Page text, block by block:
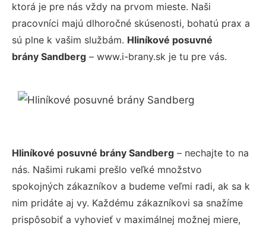
ktorá je pre nás vždy na prvom mieste. Naši
pracovníci majú dlhoročné skúsenosti, bohatú prax a
sú plne k vašim službám. Hliníkové posuvné
brány Sandberg – www.i-brany.sk je tu pre vás.
Hliníkové posuvné brány Sandberg – nechajte to na
nás. Našimi rukami prešlo veľké množstvo
spokojných zákazníkov a budeme veľmi radi, ak sa k
nim pridáte aj vy. Každému zákazníkovi sa snažíme
prispôsobiť a vyhovieť v maximálnej možnej miere,